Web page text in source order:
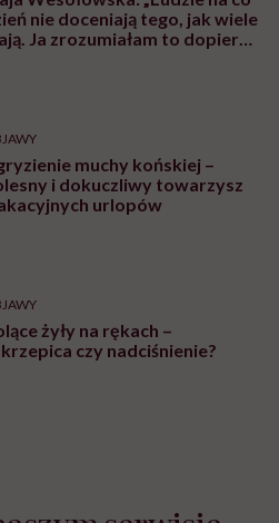
plamy na żołędzi są
do wizyty u
zaczynamy tracić już po
„Najgorsze, co
zrobić, to uznać utratę
są czerwone plamy na
i co może być ich